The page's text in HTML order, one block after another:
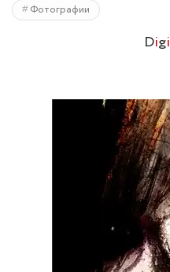
Фотографии
Digi